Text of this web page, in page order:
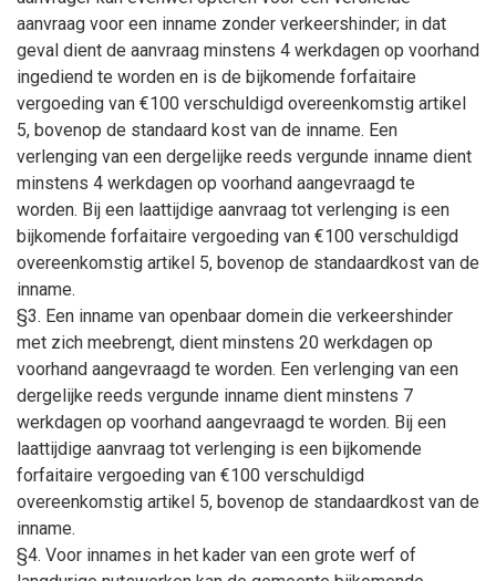
aanvraag voor een inname zonder verkeershinder; in dat
geval dient de aanvraag minstens 4 werkdagen op voorhand
ingediend te worden en is de bijkomende forfaitaire
vergoeding van €100 verschuldigd overeenkomstig artikel
5, bovenop de standaard kost van de inname. Een
verlenging van een dergelijke reeds vergunde inname dient
minstens 4 werkdagen op voorhand aangevraagd te
worden. Bij een laattijdige aanvraag tot verlenging is een
bijkomende forfaitaire vergoeding van €100 verschuldigd
overeenkomstig artikel 5, bovenop de standaardkost van de
inname.
§3. Een inname van openbaar domein die verkeershinder
met zich meebrengt, dient minstens 20 werkdagen op
voorhand aangevraagd te worden. Een verlenging van een
dergelijke reeds vergunde inname dient minstens 7
werkdagen op voorhand aangevraagd te worden. Bij een
laattijdige aanvraag tot verlenging is een bijkomende
forfaitaire vergoeding van €100 verschuldigd
overeenkomstig artikel 5, bovenop de standaardkost van de
inname.
§4. Voor innames in het kader van een grote werf of